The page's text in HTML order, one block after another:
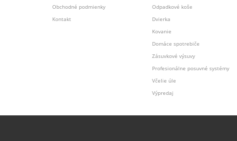
Obchodné podmienky
Kontakt
Odpadkové koše
Dvierka
Kovanie
Domáce spotrebiče
Zásuvkové výsuvy
Profesionálne posuvné systémy
Včelie úle
Výpredaj